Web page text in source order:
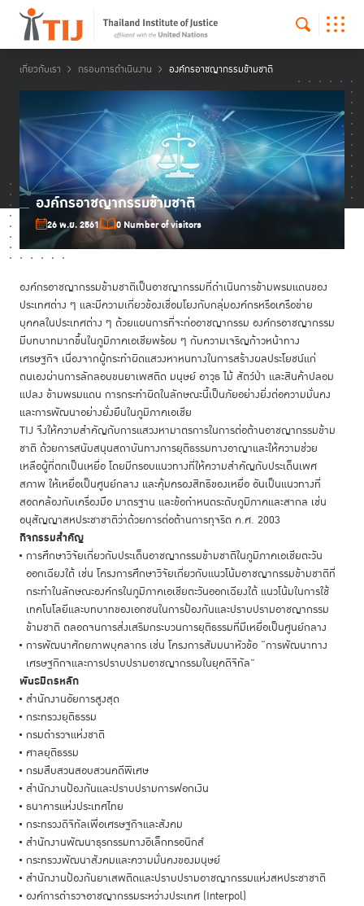
เกี่ยวกับเรา กรอบการดำเนินงาน องค์กรอาชญากรรมข้ามชาติ
องค์กรอาชญากรรมข้ามชาติ
26 พ.ย. 2561 0 Number of visitors
องค์กรอาชญากรรมข้ามชาติเป็นอาชญากรรมที่ดำเนินการข้ามพรมแดนของ
ประเทศต่าง ๆ และมีความเกี่ยวข้องเชื่อมโยงกับกลุ่มองค์กรหรือเครือข่าย
บุคคลในประเทศต่าง ๆ ด้วยแผนการที่จะก่ออาชญากรรม องค์กรอาชญากรรม
มีบทบาทมากขึ้นในภูมิภาคเอเชียพร้อม ๆ กับความเจริญก้าวหน้าทาง
เศรษฐกิจ เนื่องจากผู้กระทำผิดแสวงหาหนทางในการสร้างผลประโยชน์แก่
ตนเองผ่านการลักลอบขนยาเพสติด มนุษย์ อาวุธ ไม้ สัตว์ป่า และสินค้าปลอม
แปลง ข้ามพรมแดน การกระทำผิดในลักษณะนี้เป็นภัยอย่างยิ่งต่อความมั่นคง
และการพัฒนาอย่างยั่งยืนในภูมิภาคเอเชีย
TIJ จึงให้ความสำคัญกับการแสวงหามาตรการในการต่อต้านอาชญากรรมข้าม
ชาติ ด้วยการสนับสนุนสถาบันทางการยุติธรรมทางอาญาและให้ความช่วย
เหลือผู้ที่ตกเป็นเหยื่อ โดยมีกรอบแนวทางที่ให้ความสำคัญกับประเด็นเพศ
สภาพ ให้เหยื่อเป็นศูนย์กลาง และคุ้มครองสิทธิของเหยื่อ อันเป็นแนวทางที่
สอดคล้องกับเครื่องมือ มาตรฐาน และข้อกำหนดระดับภูมิภาคและสากล เช่น
อนุสัญญาสหประชาชาติว่าด้วยการต่อต้านการทุจริต ค.ศ. 2003
กิจกรรมสำคัญ
การศึกษาวิจัยเกี่ยวกับประเด็นอาชญากรรมข้ามชาติในภูมิภาคเอเชียตะวัน
ออกเฉียงใต้ เช่น โครงการศึกษาวิจัยเกี่ยวกับแนวโน้มอาชญากรรมข้ามชาติที่
กระทำในลักษณะองค์กรในภูมิภาคเอเชียตะวันออกเฉียงใต้ แนวโน้มในการใช้
เทคโนโลยีและบทบาทของเอกชนในการป้องกันและปราบปรามอาชญากรรม
ข้ามชาติ ตลอดจนการส่งเสริมกระบวนการยุติธรรมที่มีเหยื่อเป็นศูนย์กลาง
การพัฒนาศักยภาพบุคลากร เช่น โครงการสัมมนาหัวข้อ “การพัฒนาทาง
เศรษฐกิกจและการปราบปรามอาชญากรรมในยุคดิจิทัล”
พันธมิตรหลัก
สำนักงานอัยการสูงสุด
กระทรวงยุติธรรม
กรมตำรวจแห่งชาติ
ศาลยุติธรรม
กรมสืบสวนสอบสวนคดีพิเศษ
สำนักงานป้องกันและปราบปรามการฟอกเงิน
ธนาคารแห่งประเทศไทย
กระทรวงดิจิทัลเพื่อเศรษฐกิจและสังคม
สำนักงานพัฒนาธุรกรรมทางอิเล็กทรอนิกส์
กระทรวงพัฒนาสังคมและความมั่นคงของมนุษย์
สำนักงานป้องกันยาเสพติดและปราบปรามอาชญากรรมแห่งสหประชาชาติ
องค์การตำรวจอาชญากรรมระหว่างประเทศ (Interpol)